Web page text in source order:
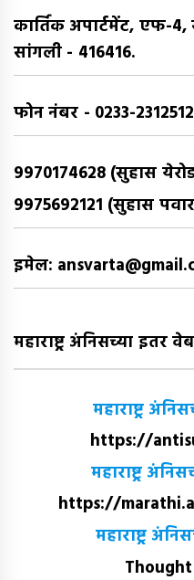
कार्तिक अपार्टमेंट, एफ-
सांगली - 416416.
फोन नंबर - 0233-2312512
9970174628 (सुहास
9975692121 (सुहास
इमेल:
महाराष्ट्र अंनिसच्या इतर
महाराष्ट्र
https://
महाराष्ट्र
https://
महाराष्ट्र